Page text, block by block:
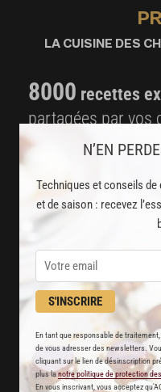
N’EN
Techniques et conseils
et de saison : recevez
S'INSCRIRE
En tant que responsable de
de vous adresser des newsletters.
cliquant sur le lien de désinscription
plus lanotre politique de protection
En vous inscrivant, vous acceptez
LA CUISINE DES
8000 recettes
partagées par vos
2000
vidéos de
et techniques de
Des nouveautés
Stop pub
un service garanti
JE
DÉJÀ